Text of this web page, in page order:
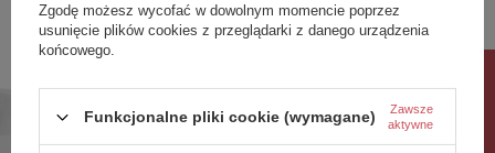
Zgodę możesz wycofać w dowolnym momencie poprzez
usunięcie plików cookies z przeglądarki z danego urządzenia
końcowego.
Funkcjonalne pliki cookie (wymagane)
Zawsze
aktywne